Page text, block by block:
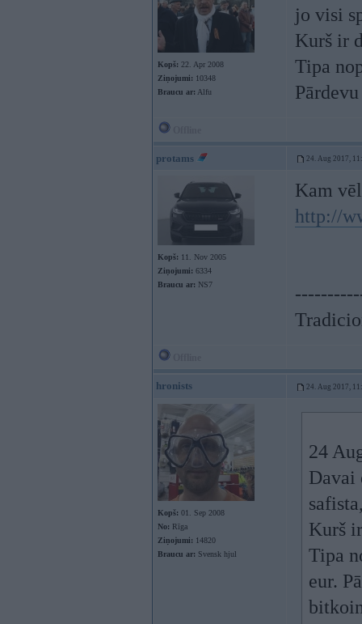
Kopš: 22. Apr 2008
Ziņojumi: 10348
Braucu ar: Alfu
jo visi
Kurš ir
Tipa
protams 24. Aug 2017,
Kopš: 11. Nov 2005
Ziņojumi: 6334
Braucu ar: NS7
Kam
http://
hronists 24. Aug 2017,
Kopš: 01. Sep 2008
No: Rīga
Ziņojumi: 14820
Braucu ar: Svensk hjul
24
Davai
Kurš
Tipa
eur.